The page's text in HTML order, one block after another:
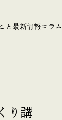
と最新情報 コラム
り講